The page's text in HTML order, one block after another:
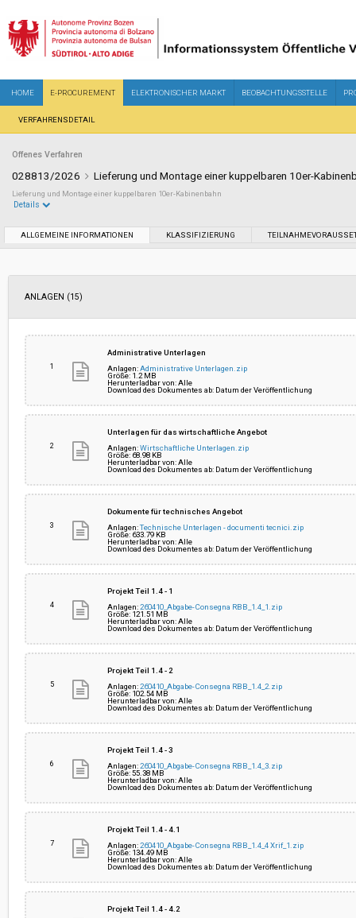
HOME E-PROCUREMENT ELEKTRONISCHER MARKT BEOBACHTUNGSSTELLE
VERFAHRENSDETAIL
Offenes Verfahren
028813/2026 Lieferung und Montage einer kuppelbaren 10er-
Lieferung und Montage einer kuppelbaren 10er-Kabinenbahn
Soziale Dienstleistungen:
Auswahl des Vertragspartners:
Betrag der Ausschreibung: € 15.550.000,00
Einziger Projektverantwortlicher: Julian Lukas Thaler
Der/die Auftraggeber/Körperschaft
beschafft im Auftrag anderer öffentlicher
Auftraggeber/Körperschaften:
Nein
Details
ALLGEMEINE INFORMATIONEN KLASSIFIZIERUNG
ANLAGEN (15)
1
Administrative Unterlagen
Anlagen:Administrative Unterlagen.zip
Größe: 1.2 MB
Herunterladbar von: Alle
Download des Dokumentes ab: Datum der Veröffentlichung
2
Unterlagen für das wirtschaftliche Angebot
Anlagen:Wirtschaftliche Unterlagen.zip
Größe: 68.98 KB
Herunterladbar von: Alle
Download des Dokumentes ab: Datum der Veröffentlichung
3
Dokumente für technisches Angebot
Anlagen:Technische Unterlagen - documenti tecnici.zip
Größe: 633.79 KB
Herunterladbar von: Alle
Download des Dokumentes ab: Datum der Veröffentlichung
4
Projekt Teil 1.4 - 1
Anlagen:260410_Abgabe-Consegna RBB_1.4_1.zip
Größe: 121.51 MB
Herunterladbar von: Alle
Download des Dokumentes ab: Datum der Veröffentlichung
5
Projekt Teil 1.4 - 2
Anlagen:260410_Abgabe-Consegna RBB_1.4_2.zip
Größe: 102.54 MB
Herunterladbar von: Alle
Download des Dokumentes ab: Datum der Veröffentlichung
6
Projekt Teil 1.4 - 3
Anlagen:260410_Abgabe-Consegna RBB_1.4_3.zip
Größe: 55.38 MB
Herunterladbar von: Alle
Download des Dokumentes ab: Datum der Veröffentlichung
7
Projekt Teil 1.4 - 4.1
Anlagen:260410_Abgabe-Consegna RBB_1.4_4 Xrif_1.zip
Größe: 134.49 MB
Herunterladbar von: Alle
Download des Dokumentes ab: Datum der Veröffentlichung
Projekt Teil 1.4 - 4.2